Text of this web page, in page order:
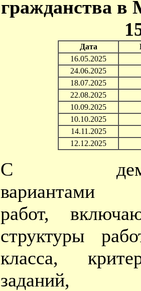
гражданства
Дата
16.05.2025
24.06.2025
18.07.2025
22.08.2025
10.09.2025
10.10.2025
14.11.2025
12.12.2025
С
вариантами
работ,
структуры
класса,
заданий,